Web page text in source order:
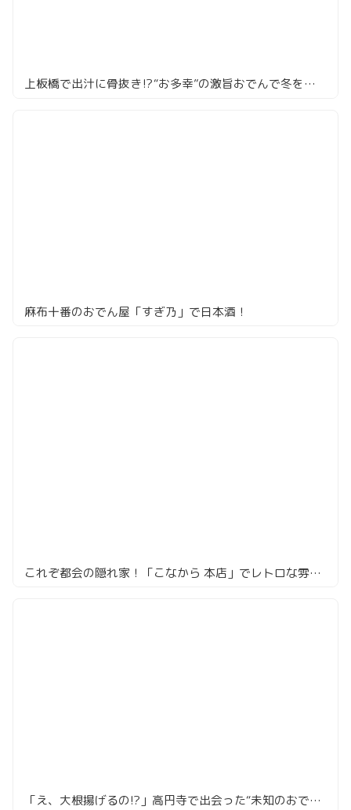
上板橋で出汁に骨抜き⁉️“お多幸”の激旨おでんで冬を制す夜🍺
麻布十番のおでん屋「すぎ乃」で日本酒！
これぞ都会の隠れ家！「こなから 本店」でレトロな雰囲気とおでんに酔う
「え、大根揚げるの!?」高円寺で出会った“未知のおでん”が忘れられない夜